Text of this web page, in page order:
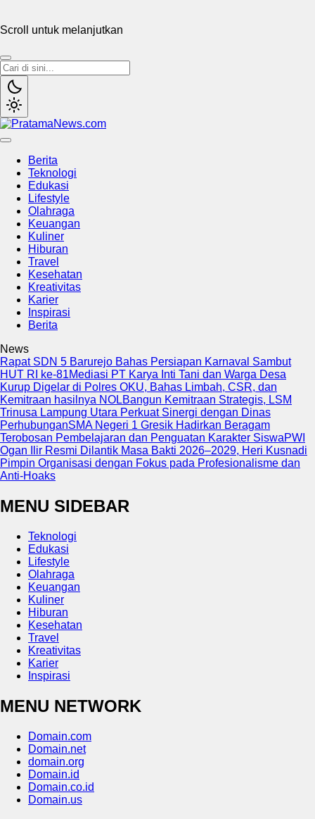
Scroll untuk melanjutkan
Berita
Teknologi
Edukasi
Lifestyle
Olahraga
Keuangan
Kuliner
Hiburan
Travel
Kesehatan
Kreativitas
Karier
Inspirasi
Berita
News
Rapat SDN 5 Barurejo Bahas Persiapan Karnaval Sambut
HUT RI ke-81Mediasi PT Karya Inti Tani dan Warga Desa
Kurup Digelar di Polres OKU, Bahas Limbah, CSR, dan
Kemitraan hasilnya NOLBangun Kemitraan Strategis, LSM
Trinusa Lampung Utara Perkuat Sinergi dengan Dinas
PerhubunganSMA Negeri 1 Gresik Hadirkan Beragam
Terobosan Pembelajaran dan Penguatan Karakter SiswaPWI
Ogan Ilir Resmi Dilantik Masa Bakti 2026–2029, Heri Kusnadi
Pimpin Organisasi dengan Fokus pada Profesionalisme dan
Anti-Hoaks
MENU SIDEBAR
Teknologi
Edukasi
Lifestyle
Olahraga
Keuangan
Kuliner
Hiburan
Kesehatan
Travel
Kreativitas
Karier
Inspirasi
MENU NETWORK
Domain.com
Domain.net
domain.org
Domain.id
Domain.co.id
Domain.us